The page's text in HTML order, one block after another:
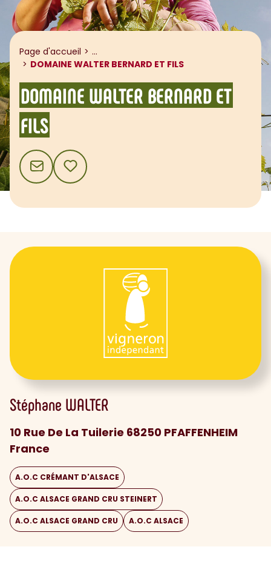
Page d'accueil ...
DOMAINE WALTER BERNARD ET FILS
DOMAINE WALTER BERNARD ET
FILS
CONTACTAJOUTER AUX FAVORIS
Stéphane WALTER
10 Rue De La Tuilerie 68250 PFAFFENHEIM
France
A.O.C CRÉMANT D'ALSACE
A.O.C ALSACE GRAND CRU STEINERT
A.O.C ALSACE GRAND CRU A.O.C ALSACE